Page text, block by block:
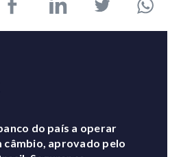
do país a operar
câmbio, aprovado pelo